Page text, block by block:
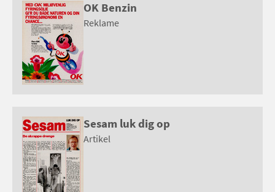
OK Benzin
Reklame
Sesam luk dig op
Artikel